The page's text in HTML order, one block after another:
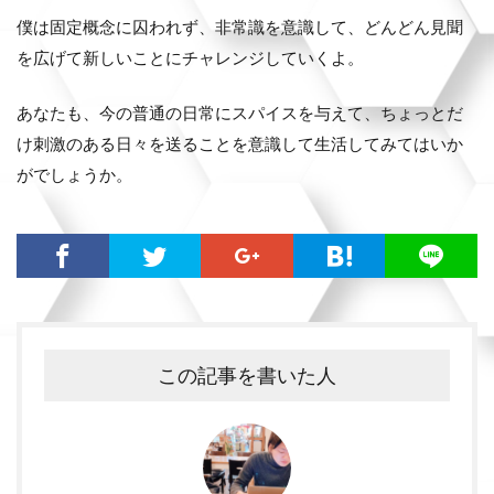
僕は固定概念に囚われず、非常識を意識して、どんどん見聞
を広げて新しいことにチャレンジしていくよ。
あなたも、今の普通の日常にスパイスを与えて、ちょっとだ
け刺激のある日々を送ることを意識して生活してみてはいか
がでしょうか。
この記事を書いた人